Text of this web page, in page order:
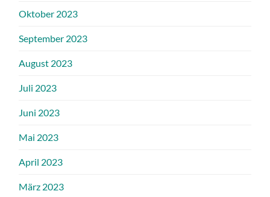
Oktober 2023
September 2023
August 2023
Juli 2023
Juni 2023
Mai 2023
April 2023
März 2023